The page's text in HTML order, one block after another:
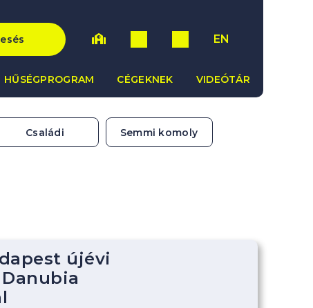
EN
HŰSÉGPROGRAM CÉGEKNEK VIDEÓTÁR
Családi Semmi komoly
újévi